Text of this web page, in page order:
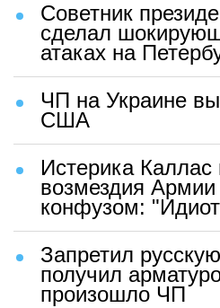
Советник
сделал
атаках на
ЧП на Украине
США
Истерика Каллас
возмездия
конфузом:
Запретил
получил
произошло ЧП